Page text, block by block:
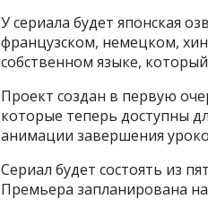
У сериала будет японская
французском, немецком,
собственном языке,
Проект создан в первую
которые теперь доступны
анимации завершения
Сериал будет состоять из
Премьера запланирована